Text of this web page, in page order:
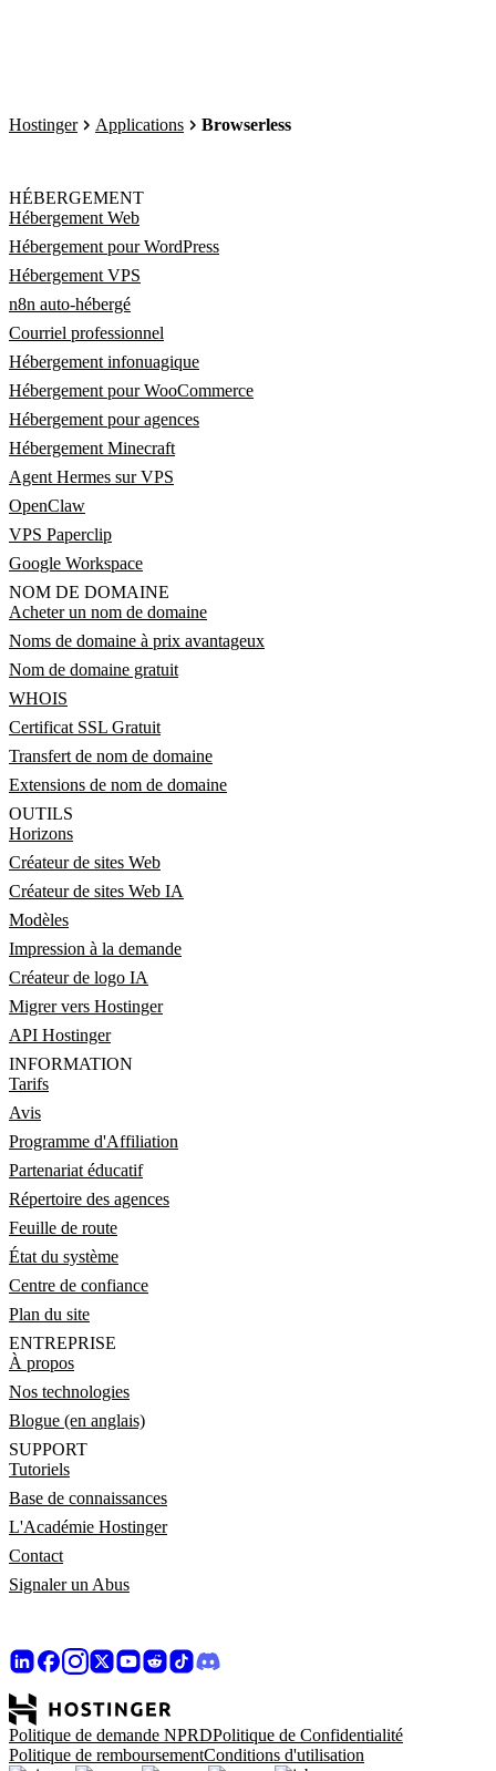
Hostinger Applications Browserless
HÉBERGEMENT
Hébergement Web
Hébergement pour WordPress
Hébergement VPS
n8n auto-hébergé
Courriel professionnel
Hébergement infonuagique
Hébergement pour WooCommerce
Hébergement pour agences
Hébergement Minecraft
Agent Hermes sur VPS
OpenClaw
VPS Paperclip
Google Workspace
NOM DE DOMAINE
Acheter un nom de domaine
Noms de domaine à prix avantageux
Nom de domaine gratuit
WHOIS
Certificat SSL Gratuit
Transfert de nom de domaine
Extensions de nom de domaine
OUTILS
Horizons
Créateur de sites Web
Créateur de sites Web IA
Modèles
Impression à la demande
Créateur de logo IA
Migrer vers Hostinger
API Hostinger
INFORMATION
Tarifs
Avis
Programme d'Affiliation
Partenariat éducatif
Répertoire des agences
Feuille de route
État du système
Centre de confiance
Plan du site
ENTREPRISE
À propos
Nos technologies
Blogue (en anglais)
SUPPORT
Tutoriels
Base de connaissances
L'Académie Hostinger
Contact
Signaler un Abus
Politique de demande NPRDPolitique de Confidentialité
Politique de remboursementConditions d'utilisation